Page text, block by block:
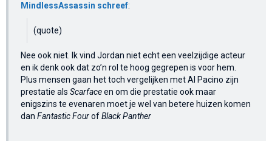
MindlessAssassin schreef:
(quote)
Nee ook niet. Ik vind Jordan niet echt een veelzijdige acteur
en ik denk ook dat zo’n rol te hoog gegrepen is voor hem.
Plus mensen gaan het toch vergelijken met Al Pacino zijn
prestatie als Scarfaceen om die prestatie ook maar
enigszins te evenaren moet je wel van betere huizen komen
dan Fantastic FourofBlack Panther